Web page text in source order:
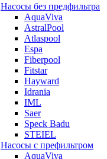
Насосы без предфильтра
AquaViva
AstralPool
Atlaspool
Espa
Fiberpool
Fitstar
Hayward
Idrania
IML
Saer
Speck Badu
STEIEL
Насосы с префильтром
AquaViva